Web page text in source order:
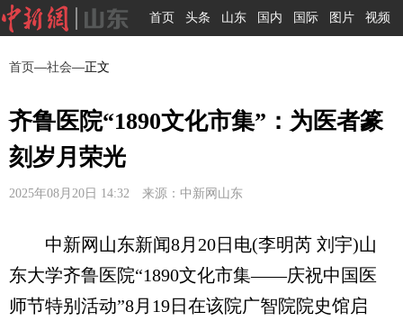
首页 头条 山东 国内 国际 图片 视频
首页—社会—正文
齐鲁医院“1890文化市集”：为医者篆
刻岁月荣光
2025年08月20日 14:32 来源：中新网山东
中新网山东新闻8月20日电(李明芮 刘宇)山
东大学齐鲁医院“1890文化市集——庆祝中国医
师节特别活动”8月19日在该院广智院院史馆启